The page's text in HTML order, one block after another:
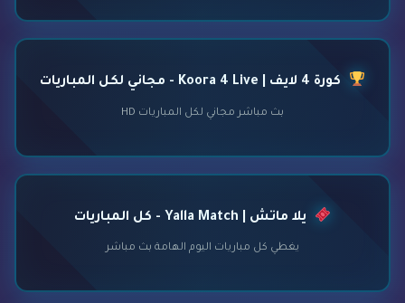
كورة 4 لايف | Koora 4 Live - مجاني لكل المباريات
بث مباشر مجاني لكل المباريات HD
يلا ماتش | Yalla Match - كل المباريات
يغطي كل مباريات اليوم الهامة بث مباشر